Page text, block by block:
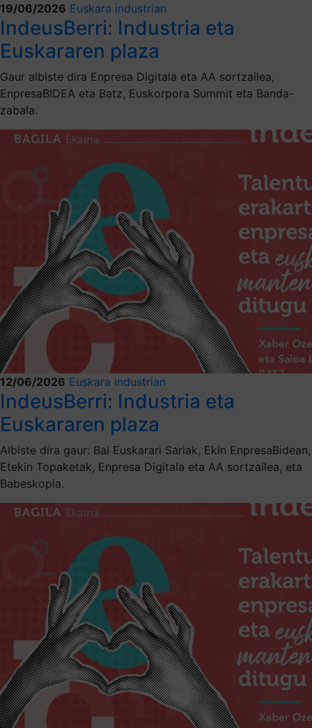
19/06/2026 Euskara industrian
IndeusBerri: Industria eta
Euskararen plaza
Gaur albiste dira Enpresa Digitala eta AA sortzailea,
EnpresaBIDEA eta Batz, Euskorpora Summit eta Banda-
zabala.
12/06/2026 Euskara industrian
IndeusBerri: Industria eta
Euskararen plaza
Albiste dira gaur: Bai Euskarari Sariak, Ekin EnpresaBidean,
Etekin Topaketak, Enpresa Digitala eta AA sortzailea, eta
Babeskopia.